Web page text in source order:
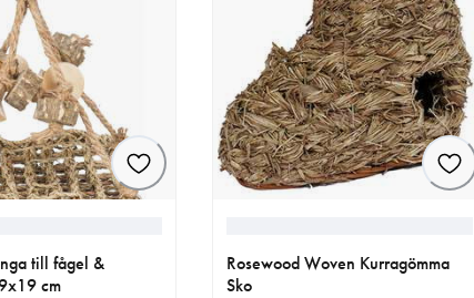
till fågel &
cm
Rosewood Woven Kurragömma
Sko